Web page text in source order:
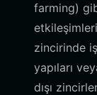
farming)
zincirinde
yapıları
dışı